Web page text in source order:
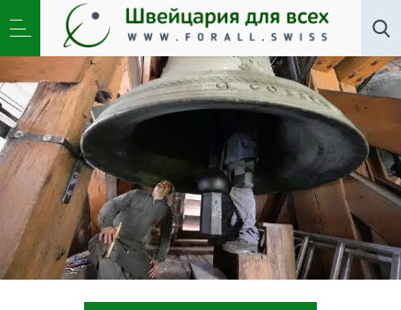
Общество
Колокольный звон: одни очарованы,
другие раздражены